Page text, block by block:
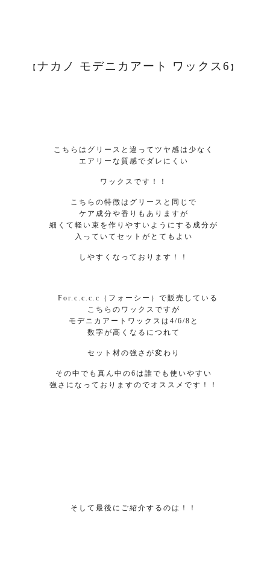
【 ナカノ モデニカアート ワックス6 】
こちらはグリースと違ってツヤ感は少なく
エアリーな質感でダレにくい
ワックスです！！
こちらの特徴はグリースと同じで
ケア成分や香りもありますが
細くて軽い束を作りやすいようにする成分が
入っていてセットがとてもよい
しやすくなっております！！
For.c.c.c.c（フォーシー）で販売している
こちらのワックスですが
モデニカアートワックスは4/6/8と
数字が高くなるにつれて
セット材の強さが変わり
その中でも真ん中の6は誰でも使いやすい
強さになっておりますのでオススメです！！
そして最後にご紹介するのは！！